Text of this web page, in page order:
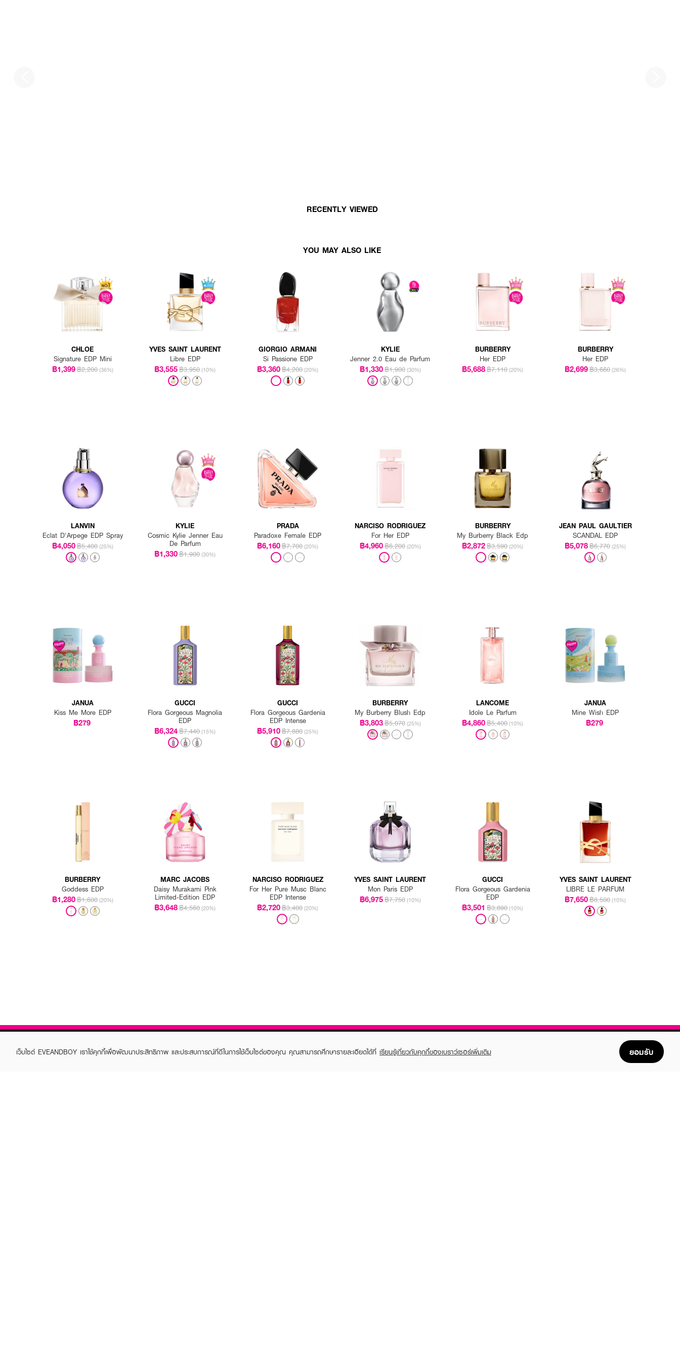
RECENTLY VIEWED
YOU MAY ALSO LIKE
CHLOE
Signature EDP Mini
฿1,399฿2,200 (36%)
YVES SAINT LAURENT
Libre EDP
฿3,555฿3,950 (10%)
GIORGIO ARMANI
Si Passione EDP
฿3,360฿4,200 (20%)
KYLIE
Jenner 2.0 Eau de Parfum
฿1,330฿1,900 (30%)
BURBERRY
Her EDP
฿5,688฿7,110 (20%)
BURBERRY
Her EDP
฿2,699฿3,660 (26%)
LANVIN
Eclat D'Arpege EDP Spray
฿4,050฿5,400 (25%)
KYLIE
Cosmic Kylie Jenner Eau
De Parfum
฿1,330฿1,900 (30%)
PRADA
Paradoxe Female EDP
฿6,160฿7,700 (20%)
NARCISO RODRIGUEZ
For Her EDP
฿4,960฿6,200 (20%)
BURBERRY
My Burberry Black Edp
฿2,872฿3,590 (20%)
JEAN PAUL GAULTIER
SCANDAL EDP
฿5,078฿6,770 (25%)
JANUA
Kiss Me More EDP
฿279
GUCCI
Flora Gorgeous Magnolia
EDP
฿6,324฿7,440 (15%)
GUCCI
Flora Gorgeous Gardenia
EDP Intense
฿5,910฿7,880 (25%)
BURBERRY
My Burberry Blush Edp
฿3,803฿5,070 (25%)
LANCOME
Idole Le Parfum
฿4,860฿5,400 (10%)
JANUA
Mine Wish EDP
฿279
BURBERRY
Goddess EDP
฿1,280฿1,600 (20%)
MARC JACOBS
Daisy Murakami Pink
Limited-Edition EDP
฿3,648฿4,560 (20%)
NARCISO RODRIGUEZ
For Her Pure Musc Blanc
EDP Intense
฿2,720฿3,400 (20%)
YVES SAINT LAURENT
Mon Paris EDP
฿6,975฿7,750 (10%)
GUCCI
Flora Gorgeous Gardenia
EDP
฿3,501 ฿3,890 (10%)
YVES SAINT LAURENT
LIBRE LE PARFUM
฿7,650฿8,500 (10%)
เว็บไซต์ EVEANDBOY เราใช้คุกกี้เพื่อพัฒนาประสิทธิภาพ และประสบการณ์ที่ดีในการใช้เว็บไซต์ของคุณ คุณสามารถศึกษารายละเอียดได้ที่ เรียนรู้เกี่ยวกับคุกกี้ของเบราว์เซอร์เพิ่มเติม ยอมรับ